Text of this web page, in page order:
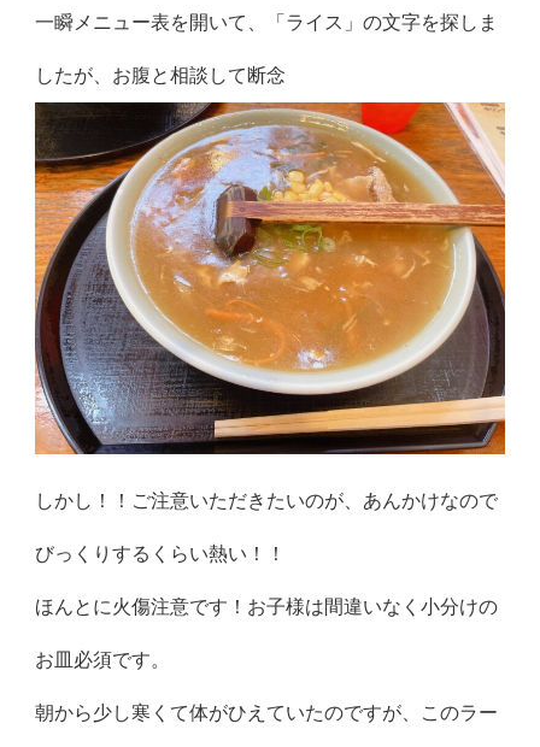
一瞬メニュー表を開いて、「ライス」の文字を探しま
したが、お腹と相談して断念
しかし！！ご注意いただきたいのが、あんかけなので
びっくりするくらい熱い！！
ほんとに火傷注意です！お子様は間違いなく小分けの
お皿必須です。
朝から少し寒くて体がひえていたのですが、このラー